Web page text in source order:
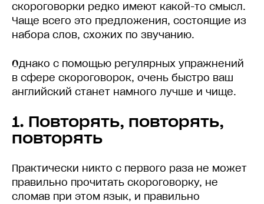
скороговорки редко имеют какой-то смысл.
Чаще всего это предложения, состоящие из
набора слов, схожих по звучанию.
Однако с помощью регулярных упражнений
в сфере скороговорок, очень быстро ваш
английский станет намного лучше и чище.
1. Повторять, повторять,
повторять
Практически никто с первого раза не может
правильно прочитать скороговорку, не
сломав при этом язык, и правильно